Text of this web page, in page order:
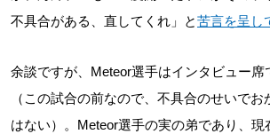
不具合がある、直してくれ」と苦言を呈し
余談ですが、Meteor選手はインタビュー席
（この試合の前なので、不具合のせいで
はない）。Meteor選手の実の弟であり、現